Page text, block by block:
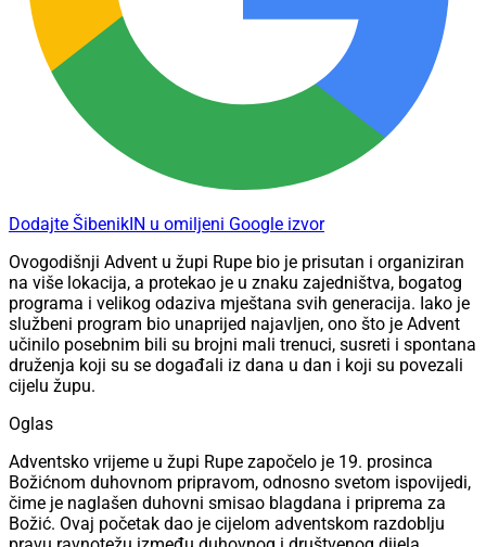
Dodajte ŠibenikIN u omiljeni Google izvor
Ovogodišnji Advent u župi Rupe bio je prisutan i organiziran
na više lokacija, a protekao je u znaku zajedništva, bogatog
programa i velikog odaziva mještana svih generacija. Iako je
službeni program bio unaprijed najavljen, ono što je Advent
učinilo posebnim bili su brojni mali trenuci, susreti i spontana
druženja koji su se događali iz dana u dan i koji su povezali
cijelu župu.
Oglas
Adventsko vrijeme u župi Rupe započelo je 19. prosinca
Božićnom duhovnom pripravom, odnosno svetom ispovijedi,
čime je naglašen duhovni smisao blagdana i priprema za
Božić. Ovaj početak dao je cijelom adventskom razdoblju